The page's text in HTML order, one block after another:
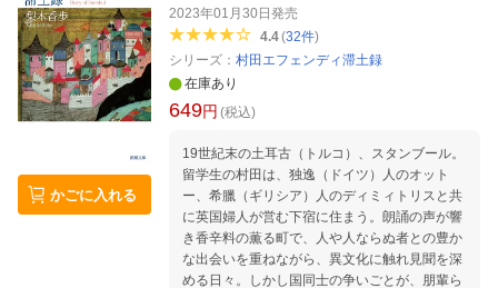
かごに入れる
2023年01月30日 発売
4.4(32件)
シリーズ： 村田エフェンディ滞土録
在庫あり
649円 (税込)
19世紀末の土耳古（トルコ）、スタンブール。
留学生の村田は、独逸（ドイツ）人のオット
ー、希臘（ギリシア）人のディミィトリスと共
に英国婦人が営む下宿に住まう。朗誦の声が響
き香辛料の薫る町で、人や人ならぬ者との豊か
な出会いを重ねながら、異文化に触れ見聞を深
める日々。しかし国同士の争いごとが、朋輩ら